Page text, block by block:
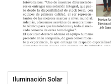
Iluminación Solar